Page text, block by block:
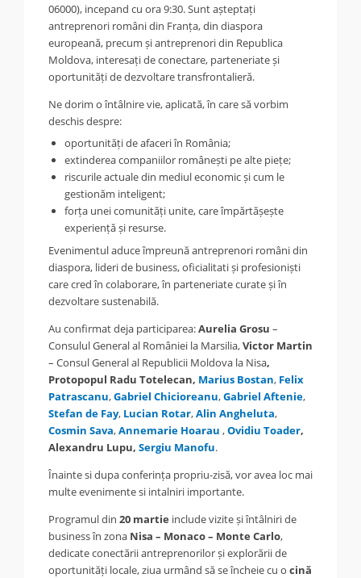
06000), incepand cu ora 9:30. Sunt așteptați
antreprenori români din Franța, din diaspora
europeană, precum și antreprenori din Republica
Moldova, interesați de conectare, parteneriate și
oportunități de dezvoltare transfrontalieră.
Ne dorim o întâlnire vie, aplicată, în care să vorbim
deschis despre:
oportunități de afaceri în România;
extinderea companiilor românești pe alte piețe;
riscurile actuale din mediul economic și cum le
gestionăm inteligent;
forța unei comunități unite, care împărtășește
experiență și resurse.
Evenimentul aduce împreună antreprenori români din
diaspora, lideri de business, oficialitati și profesioniști
care cred în colaborare, în parteneriate curate și în
dezvoltare sustenabilă.
Au confirmat deja participarea:Aurelia Grosu –
Consulul General al României la Marsilia,Victor Martin
– Consul General al Republicii Moldova la Nisa,
Protopopul Radu Totelecan, Marius Bostan, Felix
Patrascanu,Gabriel Chicioreanu,Gabriel Aftenie,
Stefan de Fay, Lucian Rotar,Alin Angheluta,
Cosmin Sava,Annemarie Hoarau ,Ovidiu Toader,
Alexandru Lupu, Sergiu Manofu.
Înainte si dupa conferința propriu-zisă, vor avea loc mai
multe evenimente si intalniri importante.
Programul din 20 martie include vizite și întâlniri de
business în zona Nisa – Monaco – Monte Carlo,
dedicate conectării antreprenorilor și explorării de
oportunități locale, ziua urmând să se încheie cu o cină